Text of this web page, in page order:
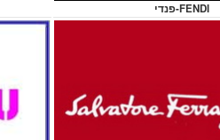
פנדי-FENDI